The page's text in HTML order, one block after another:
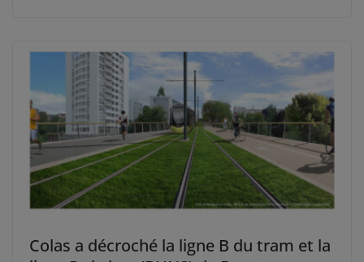
Colas a décroché la ligne B du tram et la